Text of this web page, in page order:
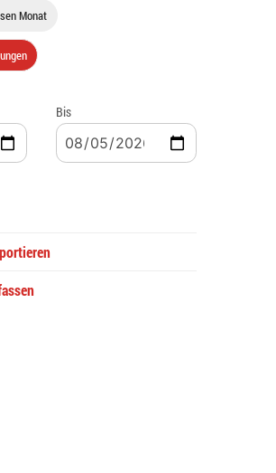
Monat
Bis